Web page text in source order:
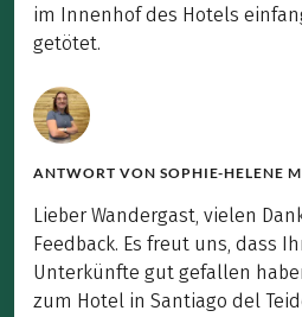
im Innenhof des Hotels
getötet.
ANTWORT VON SOPHIE-HELENE
Lieber Wandergast, vielen
Feedback. Es freut uns, dass
Unterkünfte gut gefallen
zum Hotel in Santiago del